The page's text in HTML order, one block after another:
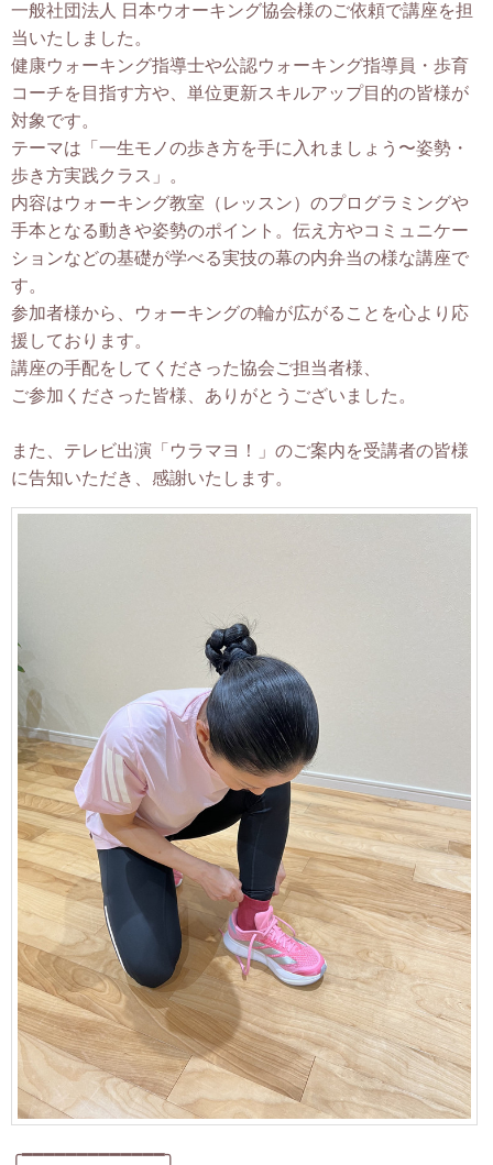
一般社団法人 日本ウオーキング協会様のご依頼で講座を担
当いたしました。
健康ウォーキング指導士や公認ウォーキング指導員・歩育
コーチを目指す方や、単位更新スキルアップ目的の皆様が
対象です。
テーマは「一生モノの歩き方を手に入れましょう〜姿勢・
歩き方実践クラス」。
内容はウォーキング教室（レッスン）のプログラミングや
手本となる動きや姿勢のポイント。伝え方やコミュニケー
ションなどの基礎が学べる実技の幕の内弁当の様な講座で
す。
参加者様から、ウォーキングの輪が広がることを心より応
援しております。
講座の手配をしてくださった協会ご担当者様、
ご参加くださった皆様、ありがとうございました。
また、テレビ出演「ウラマヨ！」のご案内を受講者の皆様
に告知いただき、感謝いたします。
╭━━━━━━━━━━━━━╮